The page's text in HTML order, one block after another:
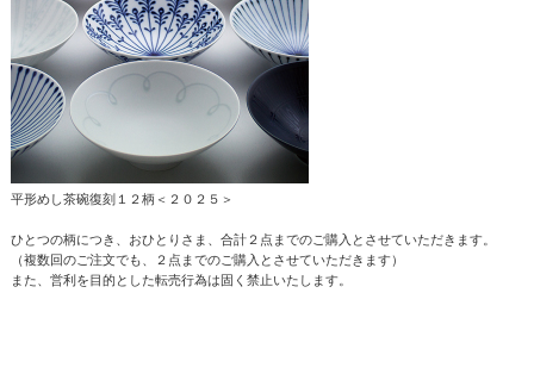
平形めし茶碗復刻１２柄＜２０２５＞
ひとつの柄につき、おひとりさま、合計２点までのご購入とさせていただきます。
（複数回のご注文でも、２点までのご購入とさせていただきます）
また、営利を目的とした転売行為は固く禁止いたします。